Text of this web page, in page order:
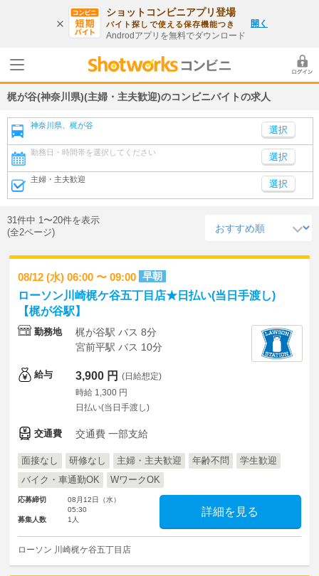
ショットコンビニアプリ登場
バイト探しで使える保存機能つき
Androdアプリを無料でダウンロード
開く
梶が谷(神奈川県)(主婦・主夫歓迎)のコンビニバイトの求人
神奈川県、梶が谷
勤務日・時間帯を選択してください 選択
主婦・主夫歓迎 選択
31件中 1〜20件を表示
(全2ページ)
08/12 (水) 06:00 〜 09:00 早朝
ローソン川崎梶ケ谷五丁目店★日払い(当日手渡し)
【梶が谷駅】
勤務地
梶が谷駅 バス 8分
宮前平駅 バス 10分
給与 3,900 円 (日給想定)
時給 1,300 円
日払い(当日手渡し)
交通費 交通費 一部支給
面接なし 研修なし 主婦・主夫歓迎 年齢不問
学生歓迎
バイク・車通勤OK
WワークOK
応募締切
08月12日（水）
05:30
募集人数
1人
詳細を見る
ローソン 川崎梶ケ谷五丁目店